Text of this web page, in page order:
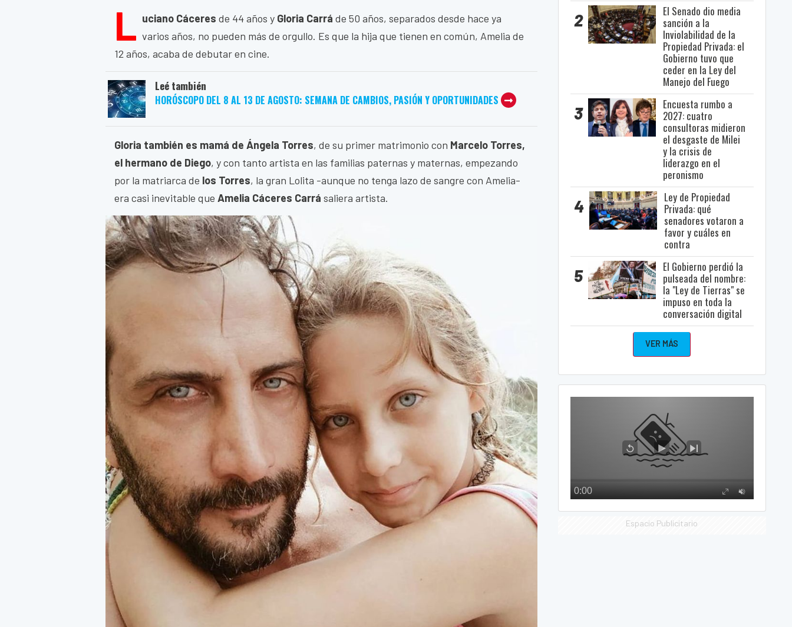
L uciano Cáceres de 44 años y Gloria Carrá de 50 años, separados desde hace ya
varios años, no pueden más de orgullo. Es que la hija que tienen en común, Amelia de
12 años, acaba de debutar en cine.
Leé también
HORÓSCOPO DEL 8 AL 13 DE AGOSTO: SEMANA DE CAMBIOS, PASIÓN Y OPORTUNIDADES
Gloria también es mamá de Ángela Torres, de su primer matrimonio con Marcelo Torres,
el hermano de Diego, y con tanto artista en las familias paternas y maternas, empezando
por la matriarca de los Torres, la gran Lolita -aunque no tenga lazo de sangre con Amelia-
era casi inevitable que Amelia Cáceres Carrá saliera artista.
2
El Senado dio media
sanción a la
Inviolabilidad de la
Propiedad Privada: el
Gobierno tuvo que
ceder en la Ley del
Manejo del Fuego
3
Encuesta rumbo a
2027: cuatro
consultoras midieron
el desgaste de Milei
y la crisis de
liderazgo en el
peronismo
4
Ley de Propiedad
Privada: qué
senadores votaron a
favor y cuáles en
contra
5
El Gobierno perdió la
pulseada del nombre:
la "Ley de Tierras" se
impuso en toda la
conversación digital
VER MÁS
Espacio Publicitario